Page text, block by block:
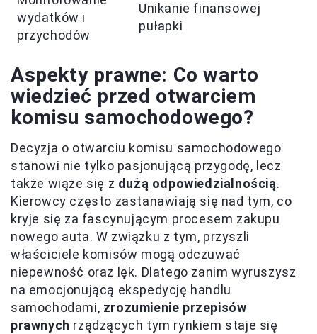
wydatków i
przychodów
Unikanie finansowej
pułapki
Aspekty prawne: Co warto
wiedzieć przed otwarciem
komisu samochodowego?
Decyzja o otwarciu komisu samochodowego
stanowi nie tylko pasjonującą przygodę, lecz
także wiąże się z dużą odpowiedzialnością.
Kierowcy często zastanawiają się nad tym, co
kryje się za fascynującym procesem zakupu
nowego auta. W związku z tym, przyszli
właściciele komisów mogą odczuwać
niepewność oraz lęk. Dlatego zanim wyruszysz
na emocjonującą ekspedycję handlu
samochodami, zrozumienie przepisów
prawnych rządzących tym rynkiem staje się